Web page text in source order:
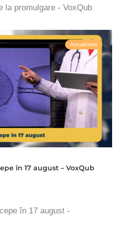
la promulgare - VoxQub
Actualitate
în 17 august – VoxQub
în 17 august -